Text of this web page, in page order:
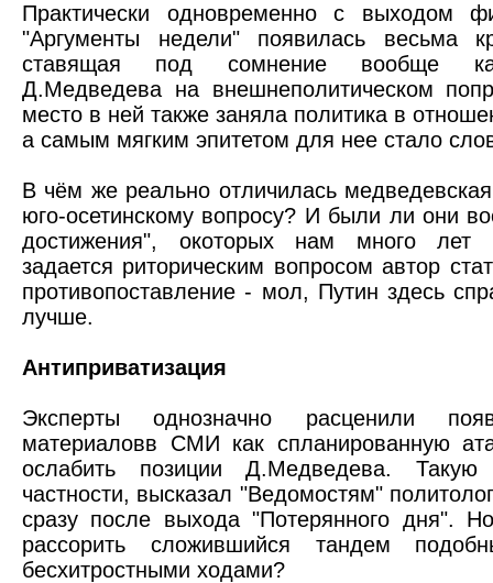
Практически одновременно с выходом
"Аргументы недели" появилась весьма
ставящая под сомнение вообще
Д.Медведева на внешнеполитическом
место в ней также заняла политика в
а самым мягким эпитетом для нее стало
В чём же реально отличилась
юго-осетинскому вопросу? И были ли они
достижения", окоторых нам много лет
задается риторическим вопросом автор
противопоставление - мол, Путин здесь
лучше.
Антиприватизация
Эксперты однозначно расценили
материаловв СМИ как спланированную
ослабить позиции Д.Медведева.
частности, высказал "Ведомостям"
сразу после выхода "Потерянного дня".
рассорить сложившийся тандем
бесхитростными ходами?